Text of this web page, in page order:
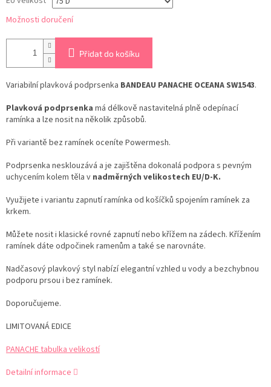
Možnosti doručení
Přidat do košíku
Variabilní plavková podprsenka BANDEAU PANACHE OCEANA SW1543.
Plavková podprsenka má délkově nastavitelná plně odepínací
ramínka a lze nosit na několik způsobů.
Při variantě bez ramínek oceníte Powermesh.
Podprsenka nesklouzává a je zajištěna dokonalá podpora s pevným
uchycením kolem těla v nadměrných velikostech EU/D-K.
Využijete i variantu zapnutí ramínka od košíčků spojením ramínek za
krkem.
Můžete nosit i klasické rovné zapnutí nebo křížem na zádech. Křížením
ramínek dáte odpočinek ramenům a také se narovnáte.
Nadčasový plavkový styl nabízí elegantní vzhled u vody a bezchybnou
podporu prsou i bez ramínek.
Doporučujeme.
LIMITOVANÁ EDICE
PANACHE tabulka velikostí
Detailní informace